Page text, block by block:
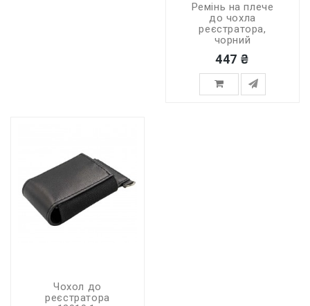
Ремінь на плече
до чохла
реєстратора,
чорний
447 ₴
Чохол до
реєстратора